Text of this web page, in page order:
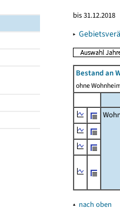
bis 31.12.2018
▸
Bestand an
ohne
▴ nach oben